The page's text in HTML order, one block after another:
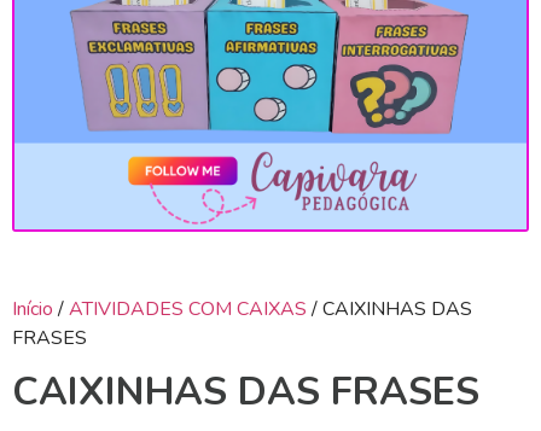
Início /ATIVIDADES COM CAIXAS / CAIXINHAS DAS
FRASES
CAIXINHAS DAS FRASES